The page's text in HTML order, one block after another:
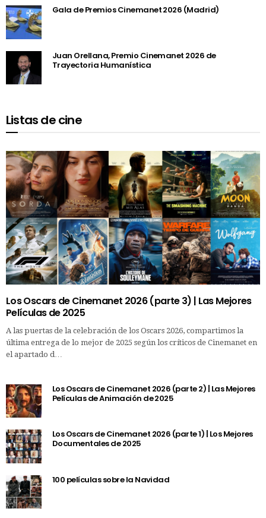
Gala de Premios Cinemanet 2026 (Madrid)
Juan Orellana, Premio Cinemanet 2026 de
Trayectoria Humanística
Listas de cine
Los Oscars de Cinemanet 2026 (parte 3) | Las Mejores
Películas de 2025
A las puertas de la celebración de los Oscars 2026, compartimos la
última entrega de lo mejor de 2025 según los críticos de Cinemanet en
el apartado d…
Los Oscars de Cinemanet 2026 (parte 2) | Las Mejores
Películas de Animación de 2025
Los Oscars de Cinemanet 2026 (parte 1) | Los Mejores
Documentales de 2025
100 películas sobre la Navidad